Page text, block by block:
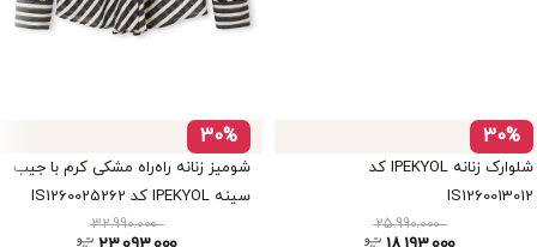
30%
شلوارک زنانه IPEKYOL کد
IS1260013012
25.990.000
30%
شومیز زنانه راه‌راه مشکی کرم با جیب
سینه IPEKYOL کد IS1260025262
32.990.000